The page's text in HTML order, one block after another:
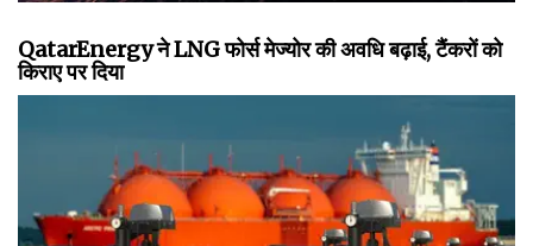
QatarEnergy ने LNG फोर्स मेज्योर की अवधि बढ़ाई, टैंकरों को
किराए पर दिया